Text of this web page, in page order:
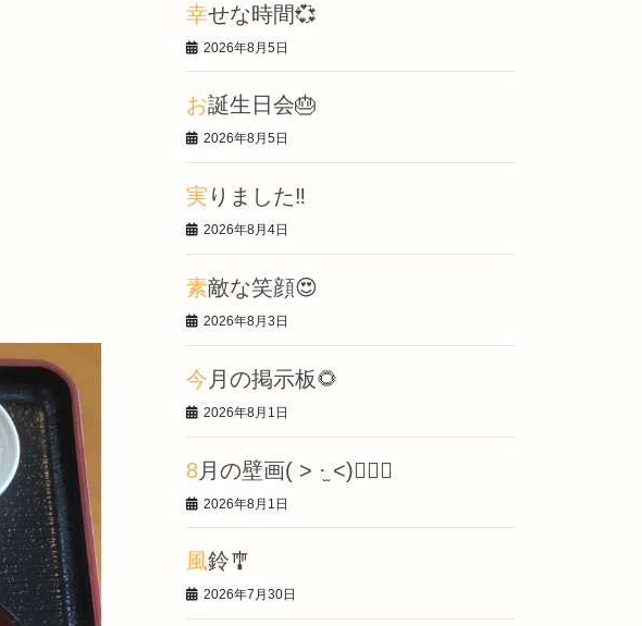
幸せな時間💞
2026年8月5日
お誕生日会🎂
2026年8月5日
実りました‼️
2026年8月4日
素敵な笑顔😍
2026年8月3日
今月の掲示板🌻
2026年8月1日
8月の壁画‎( > ·̫ <)👍🏻🌟
2026年8月1日
風鈴🎐
2026年7月30日